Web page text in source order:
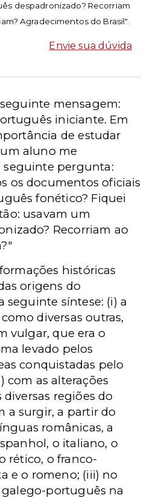
despadronizado? Recorriam
Agradecimentos do Brasil".
Envie sua dúvida
mensagem:
iniciante. Em
de estudar
aluno me
seguinte pergunta:
os documentos oficiais
fonético? Fiquei
usavam um
Recorriam ao
históricas
origens do
seguinte síntese: (i) a
diversas outras,
vulgar, que era o
levado pelos
conquistadas pelo
com as alterações
regiões do
a surgir, a partir do
românicas, a
o italiano, o
rético, o franco-
e o romeno; (iii) no
português na